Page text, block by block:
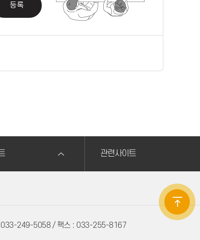
등록
관련사이트
033-249-5058 / 팩스 : 033-255-8167